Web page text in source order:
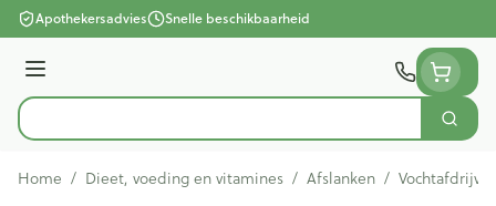
Ga naar de inhoud
Apothekersadvies Snelle beschikbaarheid
Menu
Product, merk, categorie...
Zoek
Home / Dieet, voeding en vitamines / Afslanken /